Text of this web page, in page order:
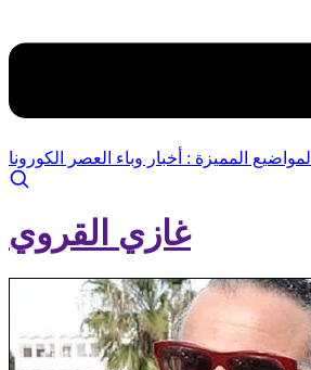
المواضيع المميزة : أخبار وباء العصر الكورونا
غازي القروي